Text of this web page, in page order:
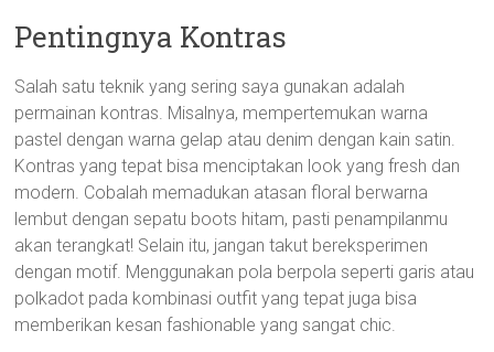
Pentingnya Kontras
Salah satu teknik yang sering saya gunakan adalah
permainan kontras. Misalnya, mempertemukan warna
pastel dengan warna gelap atau denim dengan kain satin.
Kontras yang tepat bisa menciptakan look yang fresh dan
modern. Cobalah memadukan atasan floral berwarna
lembut dengan sepatu boots hitam, pasti penampilanmu
akan terangkat! Selain itu, jangan takut bereksperimen
dengan motif. Menggunakan pola berpola seperti garis atau
polkadot pada kombinasi outfit yang tepat juga bisa
memberikan kesan fashionable yang sangat chic.